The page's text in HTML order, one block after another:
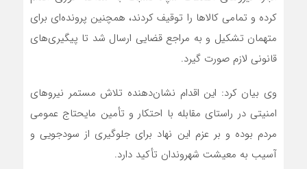
کرده و تمامی کالاها را توقیف کردند، همچنین پرونده‌ای برای
متهمان تشکیل و به مراجع قضایی ارسال شد تا پیگیری‌های
قانونی لازم صورت گیرد.
وی بیان کرد: این اقدام نشان‌دهنده تلاش مستمر نیروهای
امنیتی در راستای مقابله با احتکار و تأمین مایحتاج عمومی
مردم بوده و بر عزم این نهاد برای جلوگیری از سودجویی و
آسیب به معیشت شهروندان تأکید دارد.